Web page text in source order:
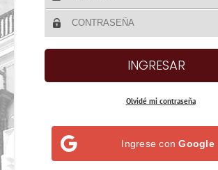
Olvidé mi contraseña
Ingrese conGoogle